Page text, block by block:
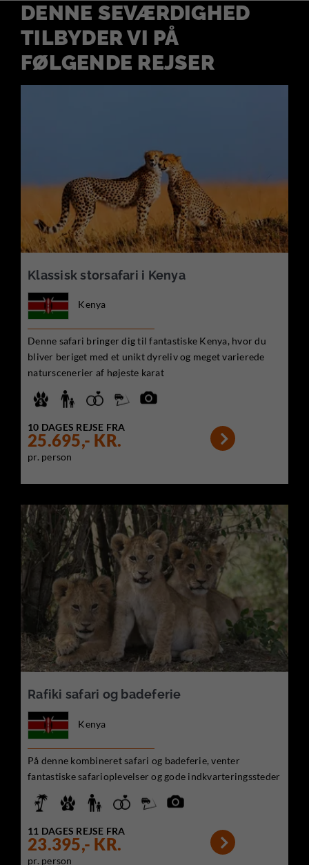
DENNE SEVÆRDIGHED
TILBYDER VI PÅ
FØLGENDE REJSER
Klassisk storsafari i Kenya
Kenya
Denne safari bringer dig til fantastiske Kenya, hvor du
bliver beriget med et unikt dyreliv og meget varierede
naturscenerier af højeste karat
10 DAGES REJSE FRA
25.695,- KR.
pr. person

Rafiki safari og badeferie
Kenya
På denne kombineret safari og badeferie, venter
fantastiske safarioplevelser og gode indkvarteringssteder
11 DAGES REJSE FRA
23.395,- KR.
pr. person
